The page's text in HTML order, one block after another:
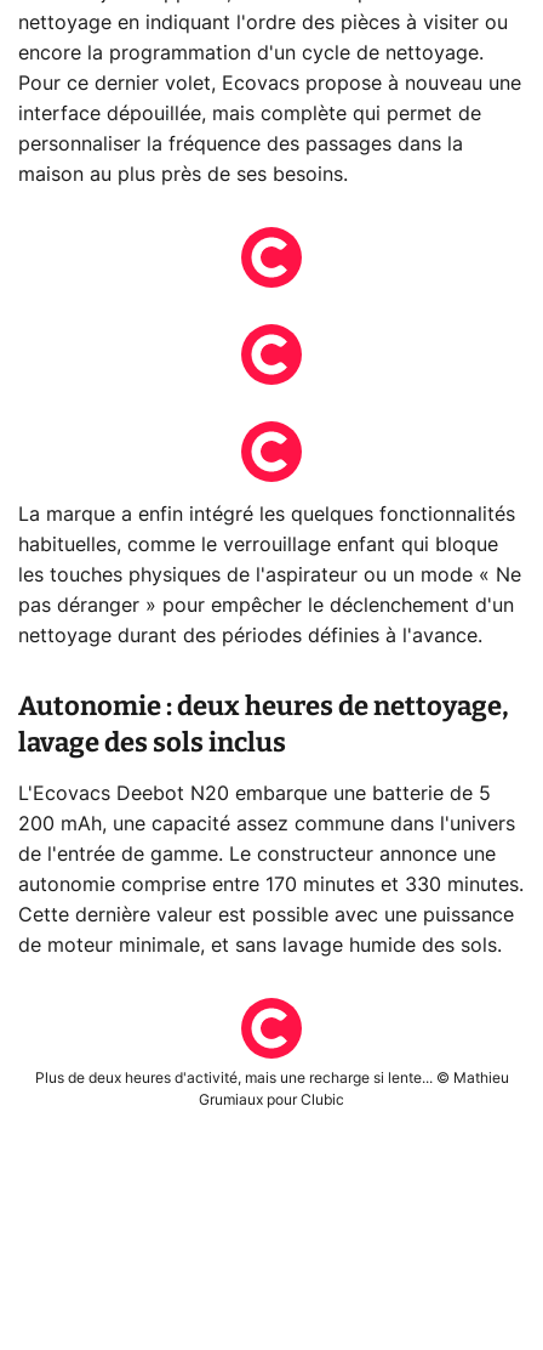
nettoyage en indiquant l'ordre des pièces à visiter ou
encore la programmation d'un cycle de nettoyage.
Pour ce dernier volet, Ecovacs propose à nouveau une
interface dépouillée, mais complète qui permet de
personnaliser la fréquence des passages dans la
maison au plus près de ses besoins.
La marque a enfin intégré les quelques fonctionnalités
habituelles, comme le verrouillage enfant qui bloque
les touches physiques de l'aspirateur ou un mode « Ne
pas déranger » pour empêcher le déclenchement d'un
nettoyage durant des périodes définies à l'avance.
Autonomie : deux heures de nettoyage,
lavage des sols inclus
L'Ecovacs Deebot N20 embarque une batterie de 5
200 mAh, une capacité assez commune dans l'univers
de l'entrée de gamme. Le constructeur annonce une
autonomie comprise entre 170 minutes et 330 minutes.
Cette dernière valeur est possible avec une puissance
de moteur minimale, et sans lavage humide des sols.
Plus de deux heures d'activité, mais une recharge si lente... © Mathieu
Grumiaux pour Clubic